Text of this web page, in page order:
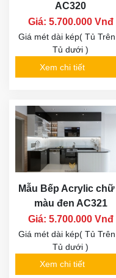
AC320
Giá: 5.700.000 Vnđ
Giá mét dài kép( Tủ
Tủ dưới )
Xem chi tiết
Mẫu Bếp Acrylic
màu đen AC321
Giá: 5.700.000 Vnđ
Giá mét dài kép( Tủ
Tủ dưới )
Xem chi tiết